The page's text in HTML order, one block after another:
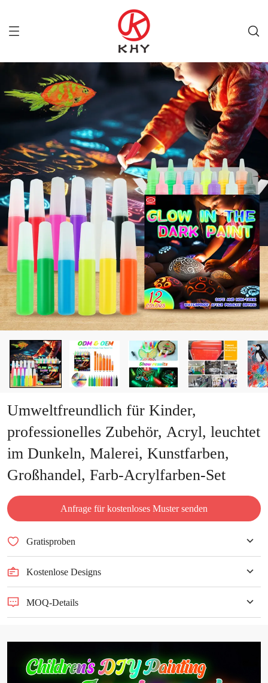
Umweltfreundlich für Kinder,
professionelles Zubehör, Acryl, leuchtet
im Dunkeln, Malerei, Kunstfarben,
Großhandel, Farb-Acrylfarben-Set
Anfrage für kostenloses Muster senden
Gratisproben
Kostenlose Designs
MOQ-Details